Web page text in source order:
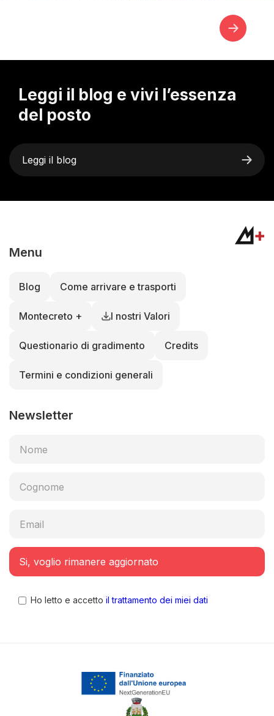
Leggi il blog e vivi l’essenza
del posto
Leggi il blog
Menu
Blog Come arrivare e trasporti
Montecreto + I nostri Valori
Questionario di gradimento Credits
Termini e condizioni generali
Newsletter
Ho letto e accetto il trattamento dei miei dati